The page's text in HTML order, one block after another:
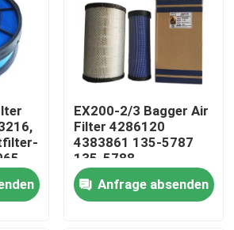
EX200-2/3 Bagger Air
Filter 4286120
4383861 135-5787
135-5788
Anfrage absenden